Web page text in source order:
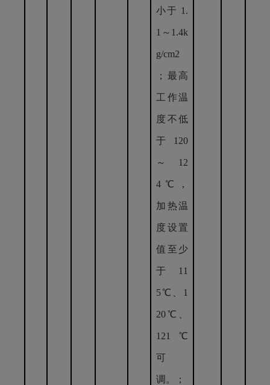
小于 1.
1～1.4k
g/cm2
；最高
工作温
度不低
于120
～12
4℃，
加热温
度设置
值至少
于11
5℃、1
20℃、
121℃
可
调。；